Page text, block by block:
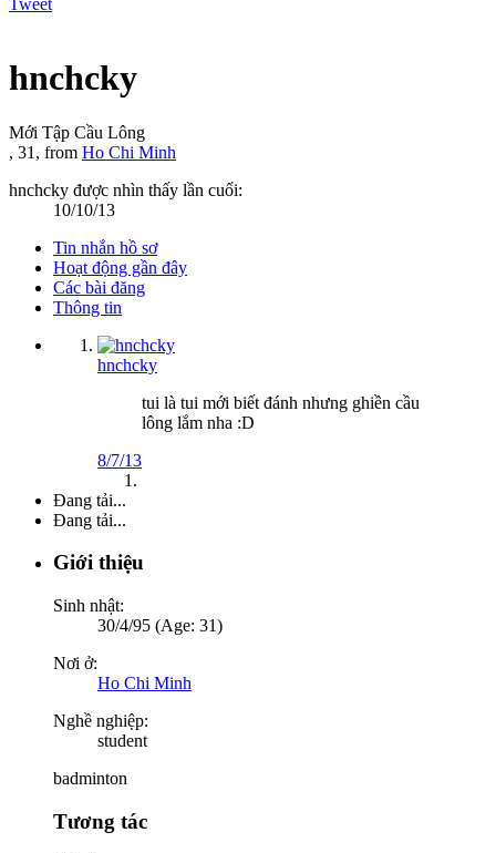
hnchcky
Mới Tập Cầu Lông
, 31, from Ho Chi Minh
hnchcky được nhìn thấy lần cuối:
10/10/13
Tin nhắn hồ sơ
Hoạt động gần đây
Các bài đăng
Thông tin
hnchcky
tui là tui mới biết đánh nhưng ghiền cầu
lông lắm nha :D
8/7/13
Đang tải...
Đang tải...
Giới thiệu
Sinh nhật:
30/4/95 (Age: 31)
Nơi ở:
Ho Chi Minh
Nghề nghiệp:
student
badminton
Tương tác